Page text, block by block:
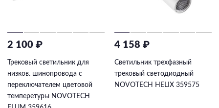
2 100 ₽
Трековый светильник для
низков. шинопровода с
переключателем цветовой
темперетуры NOVOTECH
4 158 ₽
Светильник трехфазный
трековый светодиодный
NOVOTECH HELIX 359575